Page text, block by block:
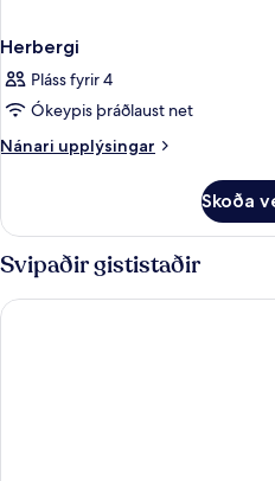
Herbergi
Pláss fyrir 4
Ókeypis þráðlaust net
Nánari upplýsingar
Nánari
Skoða
Svipaðir gististaðir
Residenza Piranesi Boutique